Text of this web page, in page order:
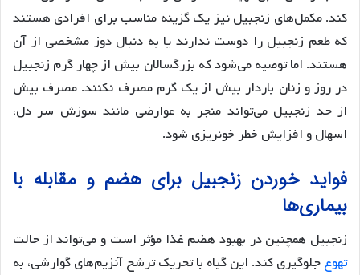
کند. مکمل‌های زنجبیل نیز یک گزینه مناسب برای افرادی هستند
که طعم زنجبیل را دوست ندارند یا به دنبال دوز مشخصی از آن
هستند. اما توصیه می‌شود که بزرگسالان بیش از چهار گرم زنجبیل
در روز و زنان باردار بیش از یک گرم مصرف نکنند. مصرف بیش
از حد زنجبیل می‌تواند منجر به عوارضی مانند سوزش سر دل،
اسهال و افزایش خطر خونریزی شود.
فواید خوردن زنجبیل برای هضم و مقابله با
بیماری‌ها
زنجبیل همچنین در بهبود هضم غذا مؤثر است و می‌تواند از حالت
تهوعجلوگیری کند. این گیاه با تحریک ترشح آنزیم‌های گوارشی، به